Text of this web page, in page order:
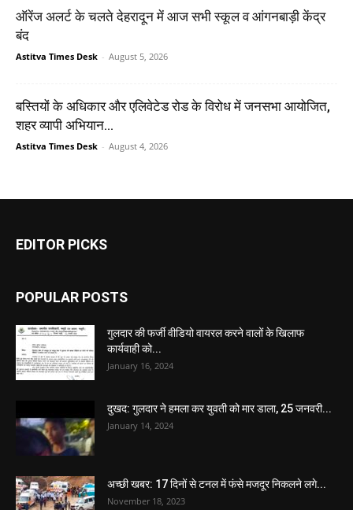
ऑरेंज अलर्ट के चलते देहरादून में आज सभी स्कूल व आंगनबाड़ी केंद्र
बंद
Astitva Times Desk - August 5, 2026
बस्तियों के अधिकार और एलिवेटेड रोड के विरोध में जनसभा आयोजित,
शहर व्यापी अभियान...
Astitva Times Desk - August 4, 2026
EDITOR PICKS
POPULAR POSTS
गुलदार की फर्जी वीडियो वायरल करने वालों के खिलाफ
कार्यवाही को...
January 16, 2024
दुखद: गुलदार ने हमला कर युवती को मार डाला, 25 जनवरी...
January 14, 2024
अच्छी खबर: 17 दिनों से टनल में फंसे मजदूर निकलने लगे...
November 18, 2023